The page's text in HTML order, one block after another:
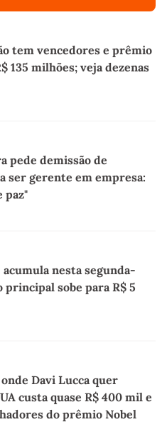
tem vencedores e prêmio
135 milhões; veja dezenas
pede demissão de
ser gerente em empresa:
paz"
nesta segunda-
sobe para R$ 5
Davi Lucca quer
custa quase R$ 400 mil e
do prêmio Nobel